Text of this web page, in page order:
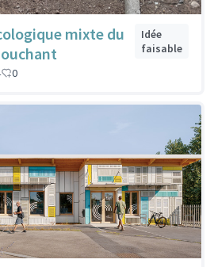
mixte du
Idée
faisable
0